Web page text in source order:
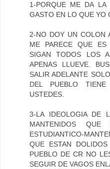
1-PORQUE ME DA
GASTO EN LO QUE YO
2-NO DOY UN COLON
ME PARECE QUE ES
SIGAN TODOS LOS
APENAS LLUEVE.
SALIR ADELANTE
DEL PUEBLO
USTEDES.
3-LA IDEOLOGIA DE
MANTENIDOS
ESTUDIANTICO-
QUE ESTAN
PUEBLO DE CR NO
SEGUIR DE VAGOS